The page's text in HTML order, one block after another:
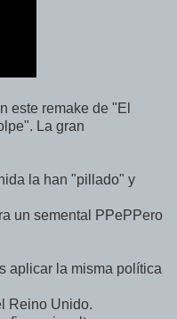
este remake de "El
La gran
la han "pillado" y
un semental PPePPero
aplicar la misma política
Reino Unido.